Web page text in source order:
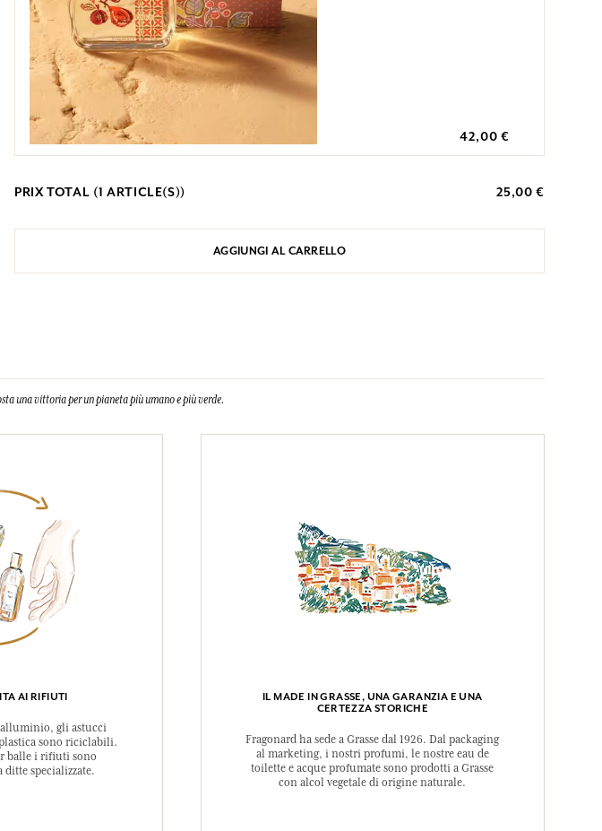
42,00 €
PRIX TOTAL (1 ARTICLE(S)) 25,00 €
AGGIUNGI AL CARRELLO
una vittoria per un pianeta più umano e più verde.
AI RIFIUTI
gli astucci
sono riciclabili.
balle i rifiuti sono
specializzate.
IL MADE IN GRASSE, UNA GARANZIA E UNA
CERTEZZA STORICHE
Fragonard ha sede a Grasse dal 1926. Dal packaging
al marketing, i nostri profumi, le nostre eau de
toilette e acque profumate sono prodotti a Grasse
con alcol vegetale di origine naturale.